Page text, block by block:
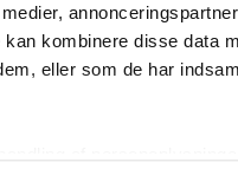
kombinere disse data
eller som de har
deres egne
bygger på